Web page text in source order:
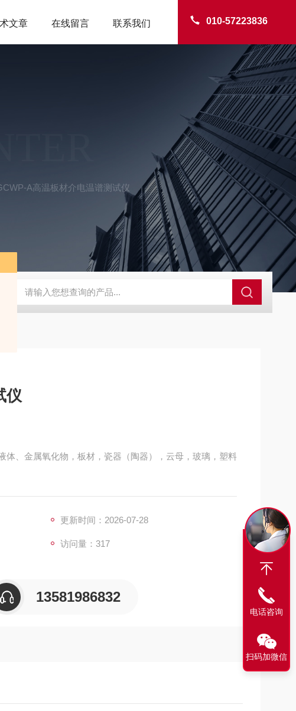
010-57223836
文章 在线留言 联系我们
A高温板材介电温谱测试仪
机控制 GCDDJ-50Kv绝缘材料电压击穿强度试验机 GCDDJ-100Kv
仪
体、金属氧化物，板材，瓷器（陶器），云母，玻璃，塑料
更新时间：2026-07-28
访问量：317
13581986832
电话咨询
扫码加微信